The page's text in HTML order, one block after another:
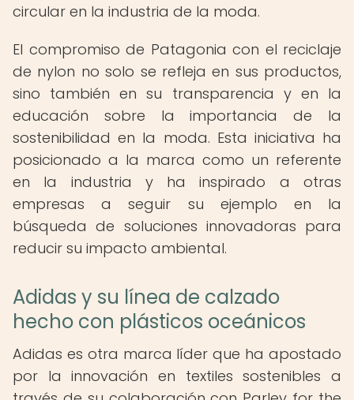
circular en la industria de la moda.
El compromiso de Patagonia con el reciclaje
de nylon no solo se refleja en sus productos,
sino también en su transparencia y en la
educación sobre la importancia de la
sostenibilidad en la moda. Esta iniciativa ha
posicionado a la marca como un referente
en la industria y ha inspirado a otras
empresas a seguir su ejemplo en la
búsqueda de soluciones innovadoras para
reducir su impacto ambiental.
Adidas y su línea de calzado
hecho con plásticos oceánicos
Adidas es otra marca líder que ha apostado
por la innovación en textiles sostenibles a